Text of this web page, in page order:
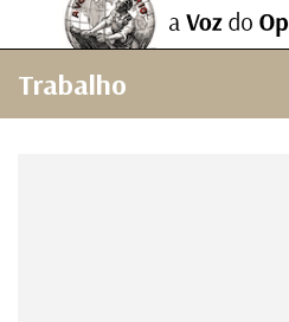
Trabalho